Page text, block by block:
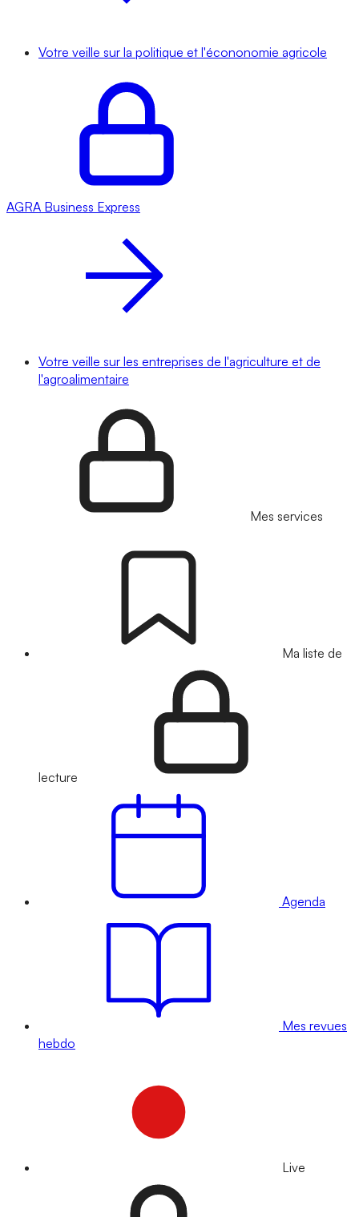
Votre veille sur la politique et l'écononomie agricole
AGRA Business Express
Votre veille sur les entreprises de l'agriculture et de
l'agroalimentaire
Mes services
Ma liste de
lecture
Agenda
Mes revues
hebdo
Live